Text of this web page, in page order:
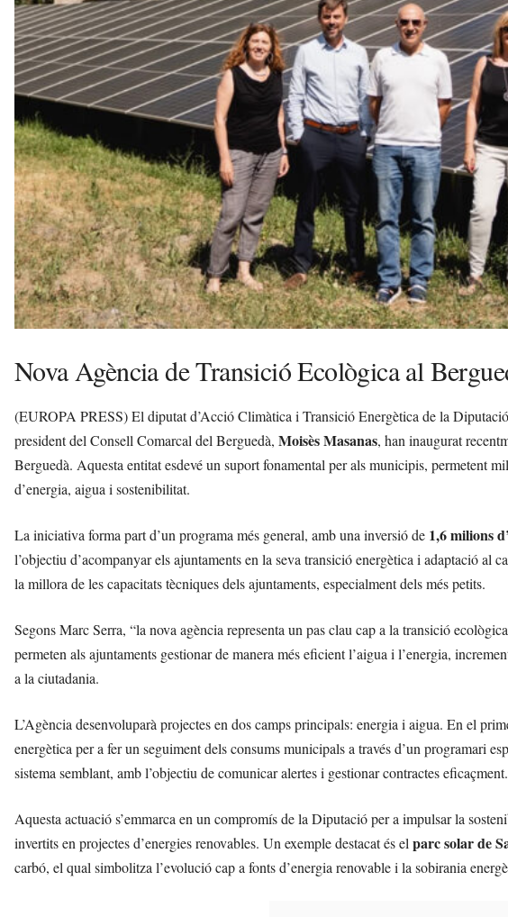
Nova Agència de Transició Ecològica al
(EUROPA PRESS) El diputat d’Acció Climàtica i Transició Energètica de la
president del Consell Comarcal del Berguedà, Moisès Masanas, han inaugurat
Berguedà. Aquesta entitat esdevé un suport fonamental per als municipis, permetent
d’energia, aigua i sostenibilitat.
La iniciativa forma part d’un programa més general, amb una inversió de 1,6 milions
l’objectiu d’acompanyar els ajuntaments en la seva transició energètica i adaptació
la millora de les capacitats tècniques dels ajuntaments, especialment dels més petits.
Segons Marc Serra, “la nova agència representa un pas clau cap a la transició
permeten als ajuntaments gestionar de manera més eficient l’aigua i l’energia,
a la ciutadania.
L’Agència desenvoluparà projectes en dos camps principals: energia i aigua. En el
energètica per a fer un seguiment dels consums municipals a través d’un programari
sistema semblant, amb l’objectiu de comunicar alertes i gestionar contractes eficaçment.
Aquesta actuació s’emmarca en un compromís de la Diputació per a impulsar la
invertits en projectes d’energies renovables. Un exemple destacat és elparc solar de
carbó, el qual simbolitza l’evolució cap a fonts d’energia renovable i la sobirania